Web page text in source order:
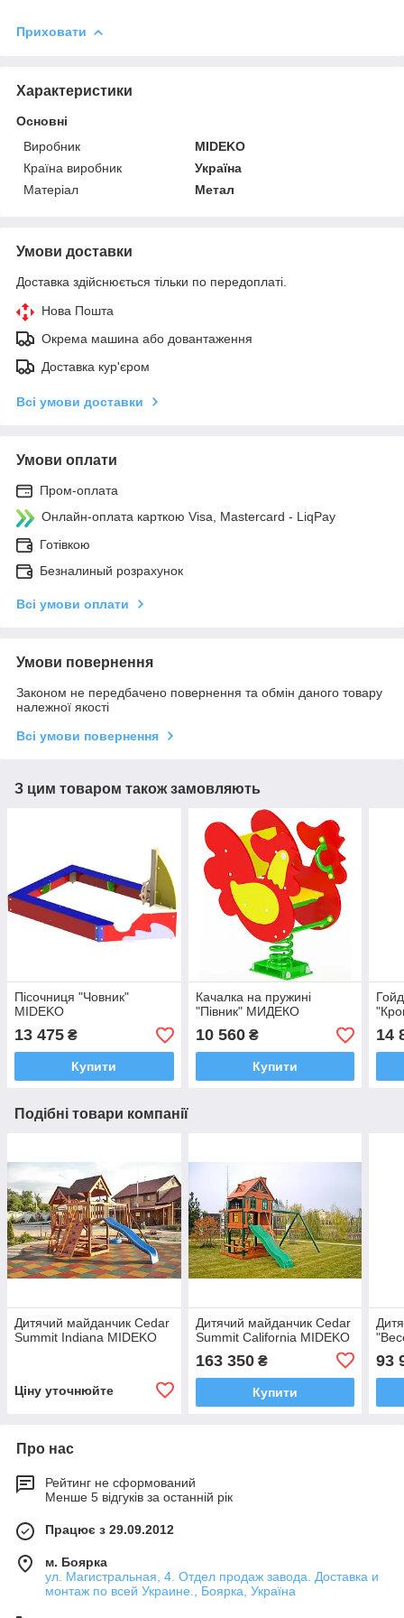
Приховати
Характеристики
Основні
Виробник
MIDEKO
Країна виробник
Україна
Матеріал
Метал
Умови доставки
Доставка здійснюється тільки по передоплаті.
Нова Пошта
Окрема машина або довантаження
Доставка кур'єром
Всі умови доставки
Умови оплати
Пром-оплата
Онлайн-оплата карткою Visa, Mastercard - LiqPay
Готівкою
Безналиный розрахунок
Всі умови оплати
Умови повернення
Законом не передбачено повернення та обмін даного товару
належної якості
Всі умови повернення
З цим товаром також замовляють
Пісочниця "Човник"
MIDEKO
13 475 ₴
Купити
Качалка на пружині
"Півник" МИДЕКО
10 560₴
Купити
14
Подібні товари компанії
Дитячий майданчик Cedar
Summit Indiana MIDEKO
Ціну уточнюйте
Дитячий майданчик Cedar
Summit California MIDEKO
163 350₴
Купити
93
Про нас
Рейтинг не сформований
Менше 5 відгуків за останній рік
Працює з 29.09.2012
м. Боярка
ул. Магистральная, 4. Отдел продаж завода. Доставка и
монтаж по всей Украине., Боярка, Україна